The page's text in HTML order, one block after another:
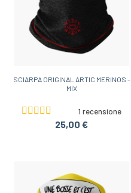
SCIARPA ORIGINAL ARTIC MERINOS -
MIX
1 recensione
25,00 €